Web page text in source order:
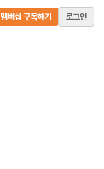
멤버십 구독하기 로그인